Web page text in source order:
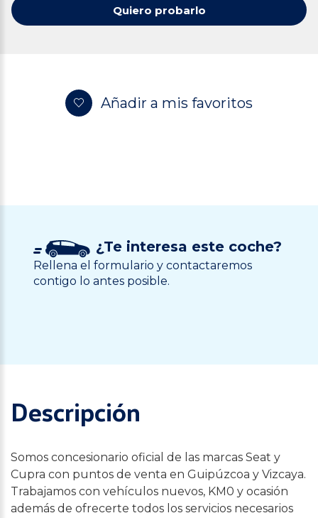
Quiero probarlo
Añadir a mis favoritos
¿Te interesa este coche?
Rellena el formulario y contactaremos
contigo lo antes posible.
Descripción
Somos concesionario oficial de las marcas Seat y
Cupra con puntos de venta en Guipúzcoa y Vizcaya.
Trabajamos con vehículos nuevos, KM0 y ocasión
además de ofrecerte todos los servicios necesarios